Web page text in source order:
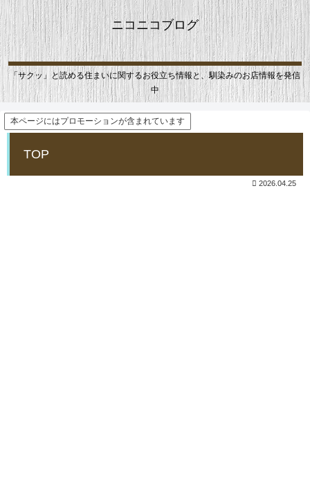
ニコニコブログ
「サクッ」と読める住まいに関するお役立ち情報と、馴染みのお店情報を発信
中
本ページにはプロモーションが含まれています
TOP
2026.04.25